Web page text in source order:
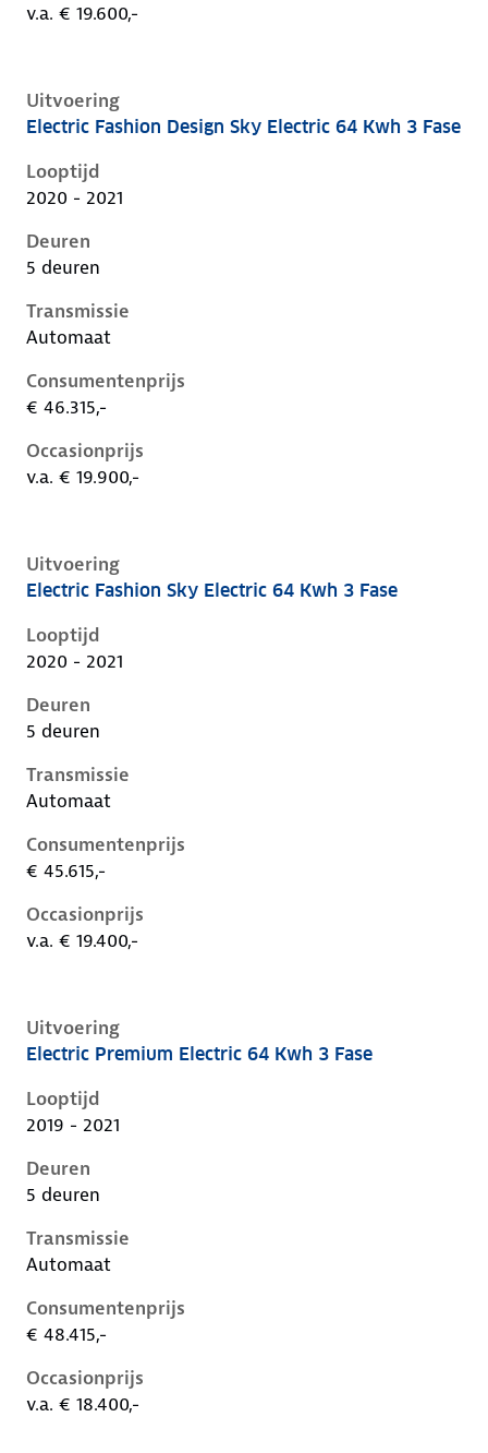
v.a. € 19.600,-
Uitvoering
Hyundai Kona i, electric 64 kwh 3 fase, 150 kW,
Electric Fashion Design Sky Electric 64 Kwh 3 Fase
Looptijd
2020 - 2021
Deuren
5 deuren
Transmissie
Automaat
Consumentenprijs
€ 46.315,-
Occasionprijs
v.a. € 19.900,-
Uitvoering
Hyundai Kona i, electric 64 kwh 3 fase, 150 kW,
Electric Fashion Sky Electric 64 Kwh 3 Fase
Looptijd
2020 - 2021
Deuren
5 deuren
Transmissie
Automaat
Consumentenprijs
€ 45.615,-
Occasionprijs
v.a. € 19.400,-
Uitvoering
Hyundai Kona i, electric 64 kwh 3 fase, 150 kW,
Electric Premium Electric 64 Kwh 3 Fase
Looptijd
2019 - 2021
Deuren
5 deuren
Transmissie
Automaat
Consumentenprijs
€ 48.415,-
Occasionprijs
v.a. € 18.400,-